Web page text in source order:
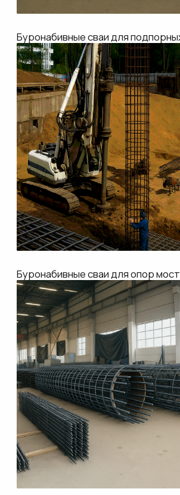
Буронабивные сваи для шумовых экранов
ИСПОЛЬЗОВАНИЕ
НА ОБЪЕКТЕ